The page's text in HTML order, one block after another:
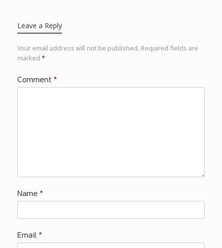
Leave a Reply
Your email address will not be published. Required fields are
marked *
Comment*
Name *
Email*